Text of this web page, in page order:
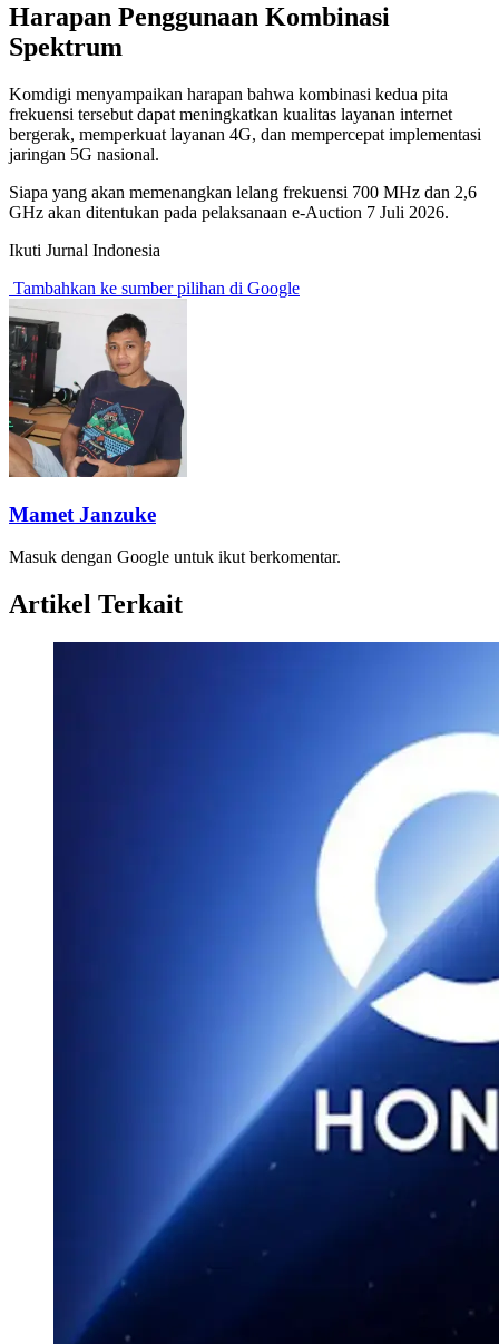
Harapan Penggunaan Kombinasi
Spektrum
Komdigi menyampaikan harapan bahwa kombinasi kedua pita
frekuensi tersebut dapat meningkatkan kualitas layanan internet
bergerak, memperkuat layanan 4G, dan mempercepat implementasi
jaringan 5G nasional.
Siapa yang akan memenangkan lelang frekuensi 700 MHz dan 2,6
GHz akan ditentukan pada pelaksanaan e-Auction 7 Juli 2026.
Ikuti Jurnal Indonesia
Tambahkan ke sumber pilihan di Google
Mamet Janzuke
Masuk dengan Google untuk ikut berkomentar.
Artikel Terkait